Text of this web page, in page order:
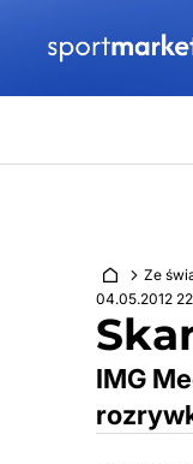
Ze
04.05.2012
IMG